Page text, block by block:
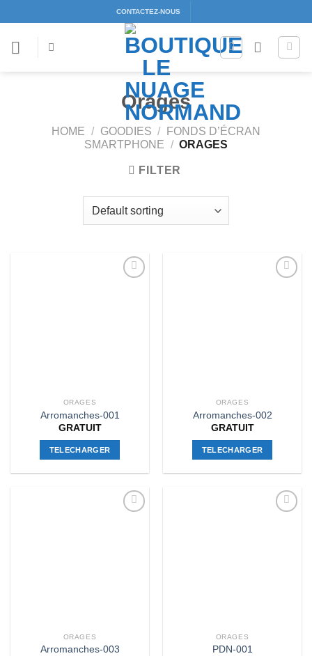
au
contenu
CONTACTEZ-NOUS
Orages
HOME / GOODIES /
FONDS D’ÉCRAN
SMARTPHONE / ORAGES
FILTER
ORAGES
Arromanches-001
GRATUIT
TELECHARGER
ORAGES
Arromanches-002
GRATUIT
TELECHARGER
ORAGES
Arromanches-003
ORAGES
PDN-001